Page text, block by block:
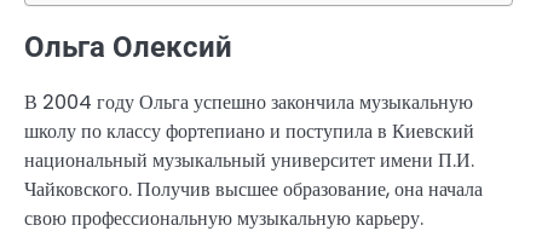
Ольга Олексий
В 2004 году Ольга успешно закончила музыкальную
школу по классу фортепиано и поступила в Киевский
национальный музыкальный университет имени П.И.
Чайковского. Получив высшее образование, она начала
свою профессиональную музыкальную карьеру.